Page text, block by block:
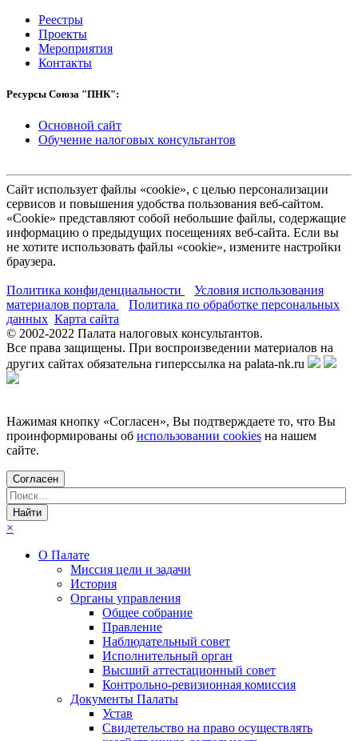
Реестры
Проекты
Мероприятия
Контакты
Ресурсы Союза "ПНК":
Основной сайт
Обучение налоговых консультантов
Сайт использует файлы «cookie», с целью персонализации
сервисов и повышения удобства пользования веб-сайтом.
«Cookie» представляют собой небольшие файлы, содержащие
информацию о предыдущих посещениях веб-сайта. Если вы
не хотите использовать файлы «cookie», измените настройки
браузера.
Политика конфиденциальности
Условия использования
материалов портала
Политика по обработке персональных
данных Карта сайта
© 2002-2022 Палата налоговых консультантов.
Все права защищены. При воспроизведении материалов на
других сайтах обязательна гиперссылка на palata-nk.ru
Нажимая кнопку «Согласен», Вы подтверждаете то, что Вы
проинформированы об использовании cookies на нашем
сайте.
Согласен
×
О Палате
Миссия цели и задачи
История
Органы управления
Общее собрание
Правление
Наблюдательный совет
Исполнительный орган
Высший аттестационный совет
Контрольно-ревизионная комиссия
Документы Палаты
Устав
Свидетельство на право осуществлять